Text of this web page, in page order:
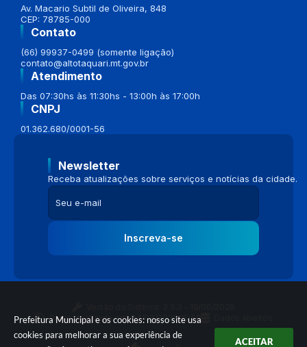
Prefeitura Municipal e os cookies: nosso site usa
cookies para melhorar a sua experiência de
ACEITAR
Av. Macario Subtil de Oliveira, 848
CEP: 78785-000
Contato
(66) 99937-0499 (somente ligação)
contato@altotaquari.mt.gov.br
Atendimento
Das 07:30hs às 11:30hs - 13:00h às 17:00h
CNPJ
01.362.680/0001-56
Newsletter
Receba atualizações sobre serviços e notícias da cidade.
Inscreva-se
Portal atualizado em:04/08/2026 16:58